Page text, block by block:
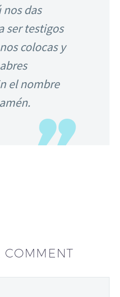
das
ser testigos
colocas y
el nombre
COMMENT